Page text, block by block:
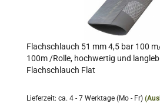
Flachschlauch 51 mm 4,5 bar 100
100m /Rolle, hochwertig und
Flachschlauch Flat
Lieferzeit: ca. 4 - 7 Werktage (Mo - Fr)